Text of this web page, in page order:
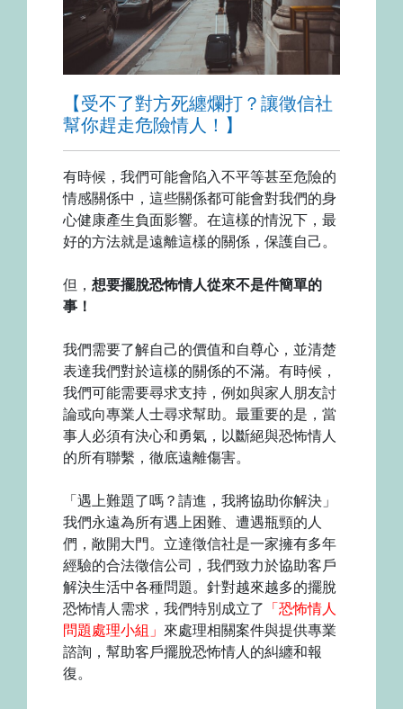
【受不了對方死纏爛打？讓徵信社
幫你趕走危險情人！】
有時候，我們可能會陷入不平等甚至危險的
情感關係中，這些關係都可能會對我們的身
心健康產生負面影響。在這樣的情況下，最
好的方法就是遠離這樣的關係，保護自己。
但， 想要擺脫恐怖情人從來不是件簡單的
事！
我們需要了解自己的價值和自尊心，並清楚
表達我們對於這樣的關係的不滿。有時候，
我們可能需要尋求支持，例如與家人朋友討
論或向專業人士尋求幫助。最重要的是，當
事人必須有決心和勇氣，以斷絕與恐怖情人
的所有聯繫，徹底遠離傷害。
「遇上難題了嗎？請進，我將協助你解決」
我們永遠為所有遇上困難、遭遇瓶頸的人
們，敞開大門。立達徵信社是一家擁有多年
經驗的合法徵信公司，我們致力於協助客戶
解決生活中各種問題。針對越來越多的擺脫
恐怖情人需求，我們特別成立了 「恐怖情人
問題處理小組」 來處理相關案件與提供專業
諮詢，幫助客戶擺脫恐怖情人的糾纏和報
復。